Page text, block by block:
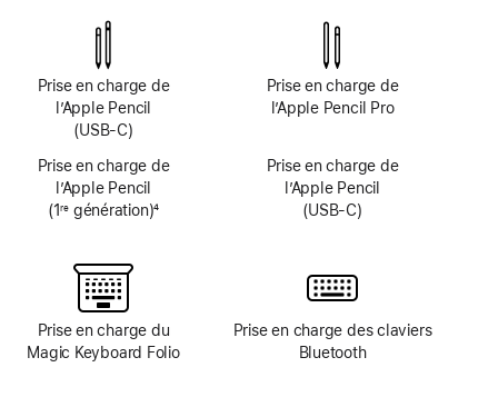
non
Prise en charge de
l’Apple Pencil
(USB-C)
Prise en charge de
l’Apple Pencil
(1re génération)
page
4
Prise en charge du
Magic Keyboard Folio
non
Prise en charge de
l’Apple Pencil Pro
Prise en charge de
l’Apple Pencil
(USB-C)
Prise en charge des claviers
Bluetooth